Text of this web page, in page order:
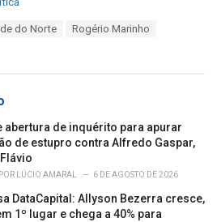
do Norte
Rogério Marinho
abertura de inquérito para apurar
de estupro contra Alfredo Gaspar,
LÚCIO AMARAL 6 DE AGOSTO DE 2026
DataCapital: Allyson Bezerra cresce,
1º lugar e chega a 40% para